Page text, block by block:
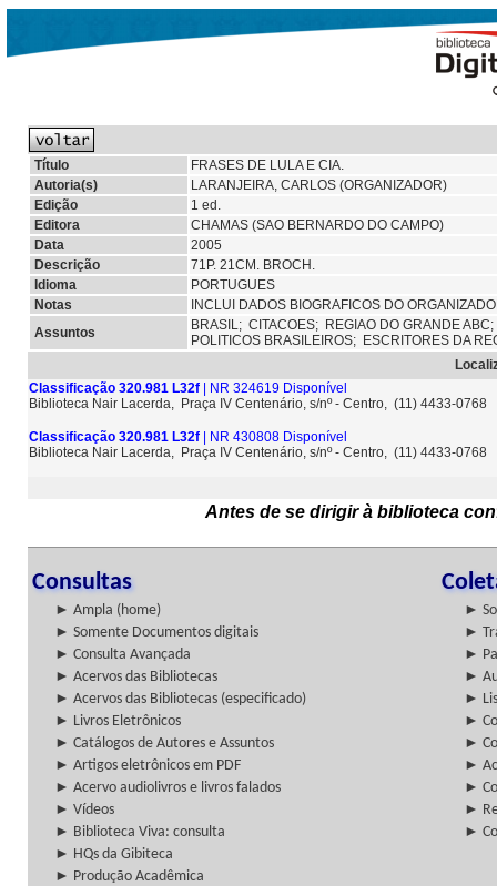
Título
FRASES DE LULA E CIA.
Autoria(s)
LARANJEIRA, CARLOS (ORGANIZADOR)
Edição
1 ed.
Editora
CHAMAS (SAO BERNARDO DO CAMPO)
Data
2005
Descrição
71P. 21CM. BROCH.
Idioma
PORTUGUES
Notas
INCLUI DADOS BIOGRAFICOS DO
Assuntos
BRASIL; CITACOES; REGIAO DO GRANDE
POLITICOS BRASILEIROS; ESCRITORES DA
Classificação 320.981 L32f | NR 324619 Disponível
Biblioteca Nair Lacerda, Praça IV Centenário, s/nº - Centro, (11) 4433-0768
Classificação 320.981 L32f | NR 430808 Disponível
Biblioteca Nair Lacerda, Praça IV Centenário, s/nº - Centro, (11) 4433-0768
Antes de se dirigir à biblioteca
Consultas
► Ampla (home)
►
► Somente Documentos digitais
►
► Consulta Avançada
►
► Acervos das Bibliotecas
►
► Acervos das Bibliotecas (especificado)
►
► Livros Eletrônicos
►
► Catálogos de Autores e Assuntos
►
► Artigos eletrônicos em PDF
►
► Acervo audiolivros e livros falados
►
► Vídeos
►
► Biblioteca Viva: consulta
►
► HQs da Gibiteca
► Produção Acadêmica